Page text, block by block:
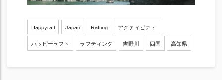
Happyraft Japan Rafting アクティビティ
ハッピーラフト ラフティング 吉野川 四国 高知県